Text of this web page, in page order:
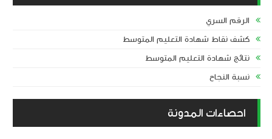
الرقم السري
كشف نقاط شهادة التعليم المتوسط
نتائج شهادة التعليم المتوسط
نسبة النجاح
احصاءات المدونة